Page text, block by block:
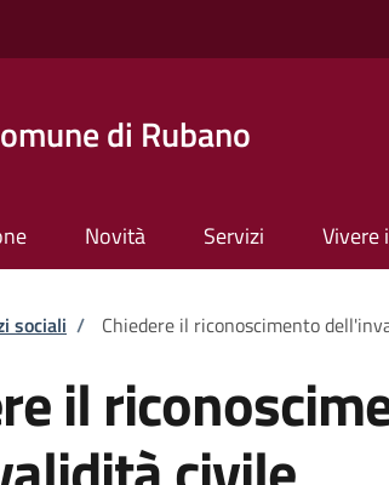
di Rubano
Novità Servizi Vivere
di pane
sociali / Chiedere il riconoscimento
il